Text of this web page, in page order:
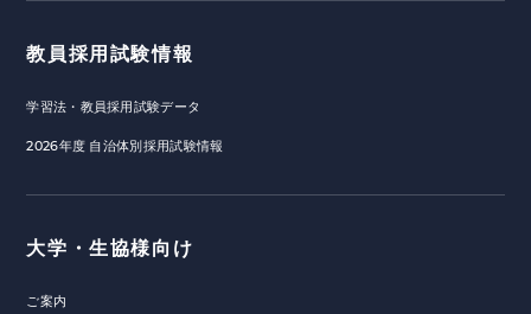
教員採用試験情報
学習法・教員採用試験データ
2026年度 自治体別採用試験情報
大学・生協様向け
ご案内